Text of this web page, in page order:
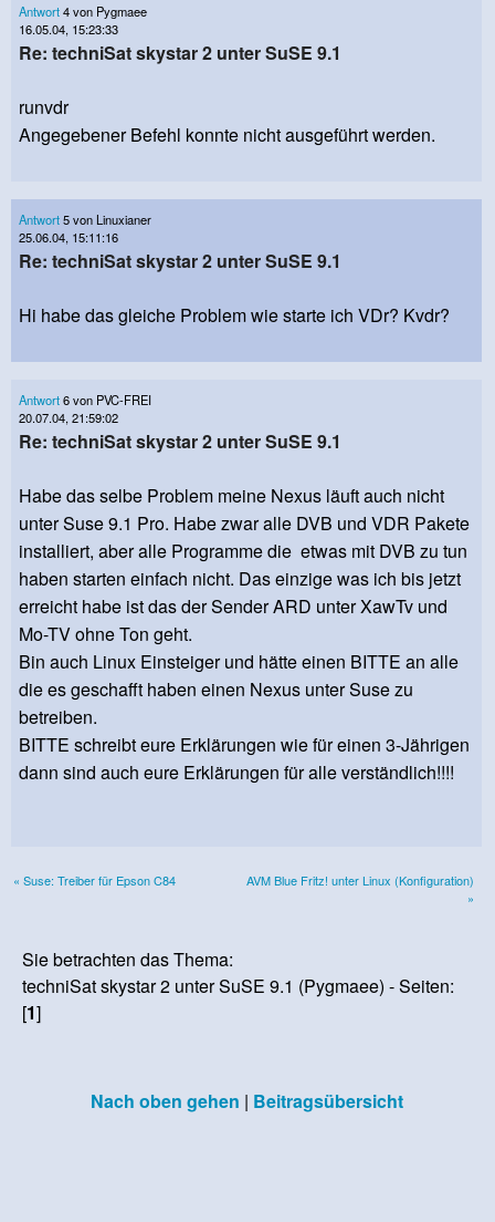
Antwort4 von Pygmaee
16.05.04, 15:23:33
Re: techniSat skystar 2 unter SuSE 9.1
runvdr
Angegebener Befehl konnte nicht ausgeführt werden.
Antwort5 von Linuxianer
25.06.04, 15:11:16
Re: techniSat skystar 2 unter SuSE 9.1
Hi habe das gleiche Problem wie starte ich VDr? Kvdr?
Antwort6 von PVC-FREI
20.07.04, 21:59:02
Re: techniSat skystar 2 unter SuSE 9.1
Habe das selbe Problem meine Nexus läuft auch nicht
unter Suse 9.1 Pro. Habe zwar alle DVB und VDR Pakete
installiert, aber alle Programme die etwas mit DVB zu tun
haben starten einfach nicht. Das einzige was ich bis jetzt
erreicht habe ist das der Sender ARD unter XawTv und
Mo-TV ohne Ton geht.
Bin auch Linux Einsteiger und hätte einen BITTE an alle
die es geschafft haben einen Nexus unter Suse zu
betreiben.
BITTE schreibt eure Erklärungen wie für einen 3-Jährigen
dann sind auch eure Erklärungen für alle verständlich!!!!
« Suse: Treiber für Epson C84
AVM Blue Fritz! unter Linux (Konfiguration)
»
Sie betrachten das Thema:
techniSat skystar 2 unter SuSE 9.1 (Pygmaee) - Seiten:
[1]
Nach oben gehen | Beitragsübersicht